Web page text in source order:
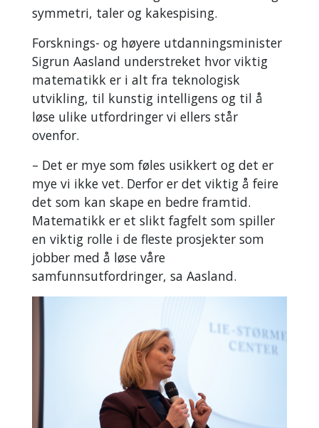
symmetri, taler og kakespising.
Forsknings- og høyere utdanningsminister
Sigrun Aasland understreket hvor viktig
matematikk er i alt fra teknologisk
utvikling, til kunstig intelligens og til å
løse ulike utfordringer vi ellers står
ovenfor.
– Det er mye som føles usikkert og det er
mye vi ikke vet. Derfor er det viktig å feire
det som kan skape en bedre framtid.
Matematikk er et slikt fagfelt som spiller
en viktig rolle i de fleste prosjekter som
jobber med å løse våre
samfunnsutfordringer, sa Aasland.